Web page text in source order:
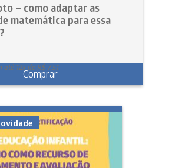
– como adaptar as
matemática para essa
até 12x de R$ 7,51
Comprar